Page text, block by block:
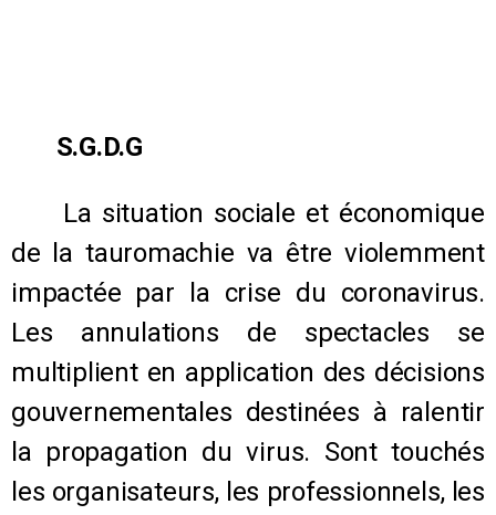
S.G.D.G
La situation sociale et économique
de la tauromachie va être violemment
impactée par la crise du coronavirus.
Les annulations de spectacles se
multiplient en application des décisions
gouvernementales destinées à ralentir
la propagation du virus. Sont touchés
les organisateurs, les professionnels, les